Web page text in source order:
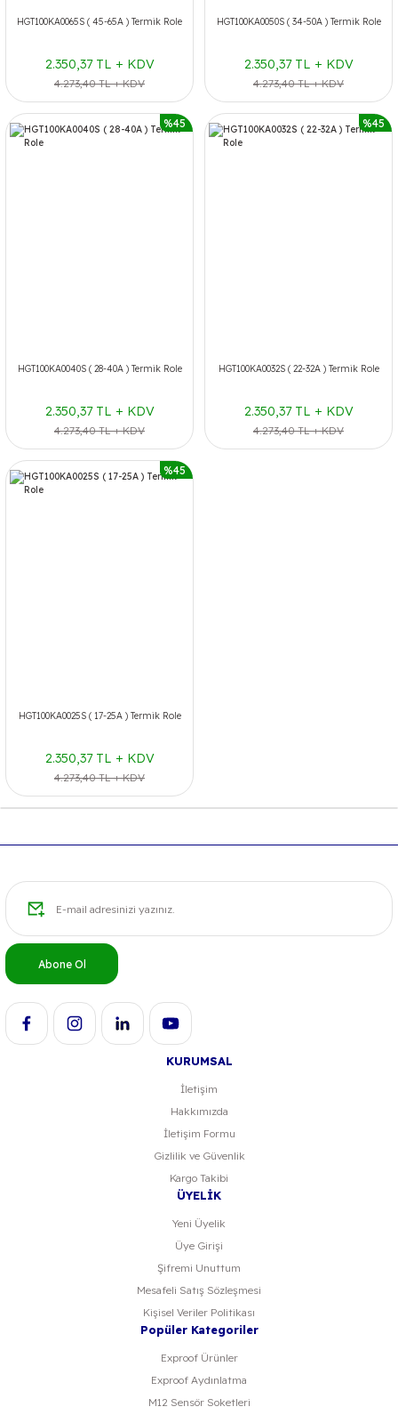
HGT100KA0065S ( 45-65A ) Termik Role
2.350,37 TL + KDV
4.273,40 TL + KDV
HGT100KA0050S ( 34-50A ) Termik Role
2.350,37 TL + KDV
4.273,40 TL + KDV
%45
HGT100KA0040S ( 28-40A ) Termik Role
2.350,37 TL + KDV
4.273,40 TL + KDV
%45
HGT100KA0032S ( 22-32A ) Termik Role
2.350,37 TL + KDV
4.273,40 TL + KDV
%45
HGT100KA0025S ( 17-25A ) Termik Role
2.350,37 TL + KDV
4.273,40 TL + KDV
Abone Ol
KURUMSAL
İletişim
Hakkımızda
İletişim Formu
Gizlilik ve Güvenlik
Kargo Takibi
ÜYELİK
Yeni Üyelik
Üye Girişi
Şifremi Unuttum
Mesafeli Satış Sözleşmesi
Kişisel Veriler Politikası
Popüler Kategoriler
Exproof Ürünler
Exproof Aydınlatma
M12 Sensör Soketleri